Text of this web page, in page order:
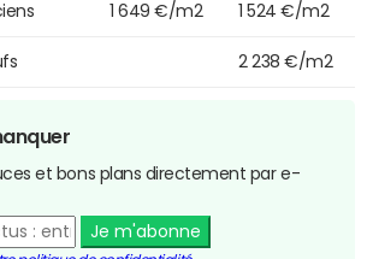
1 649 €/m2 1 524 €/m2
2 238 €/m2
et bons plans directement par e-
Je m'abonne